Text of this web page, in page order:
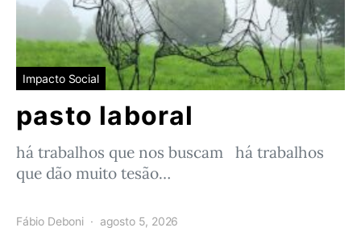
Impacto Social
pasto laboral
há trabalhos que nos buscam há trabalhos
que dão muito tesão…
Fábio Deboni agosto 5, 2026